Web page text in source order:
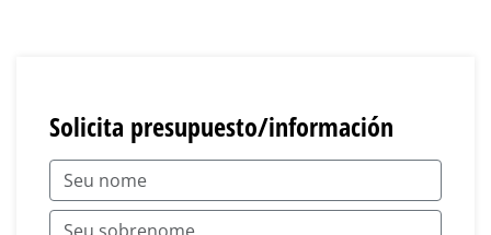
Solicita presupuesto/información